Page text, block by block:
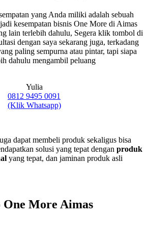
yang Anda miliki adalah sebuah
kesempatan bisnis One More di Aimas
lain terlebih dahulu, Segera klik tombol di
dengan saya sekarang juga, terkadang
paling sempurna atau pintar, tapi siapa
dahulu mengambil peluang
Yulia
0812 9495 0091
(Klik Whatsapp)
dapat membeli produk sekaligus bisa
solusi yang tepat dengan produk
yang tepat, dan jaminan produk asli
One More Aimas